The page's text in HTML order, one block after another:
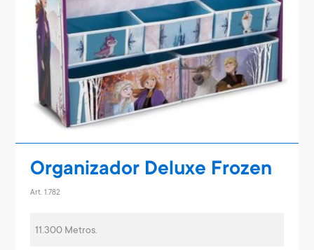
Organizador Deluxe Frozen
Art. 1.782
11.300 Metros.